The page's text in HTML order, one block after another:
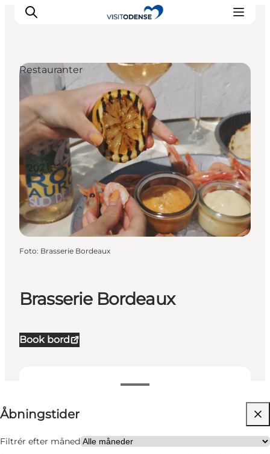
Oplev Odense
Det sker i Odense
Planlæg din tur
Inspiration
Brasserie Bordeaux
Book bord
Åbningstider
Filtrér efter måned
Besøg hjemmeside
Min partner, Venner
Restauranter
Foto: Brasserie Bordeaux